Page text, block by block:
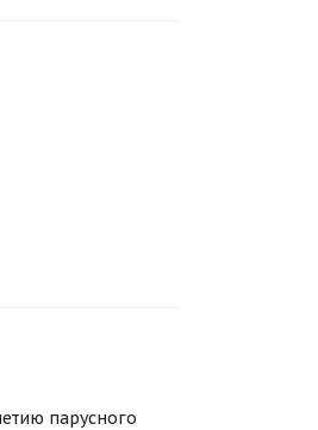
парусного